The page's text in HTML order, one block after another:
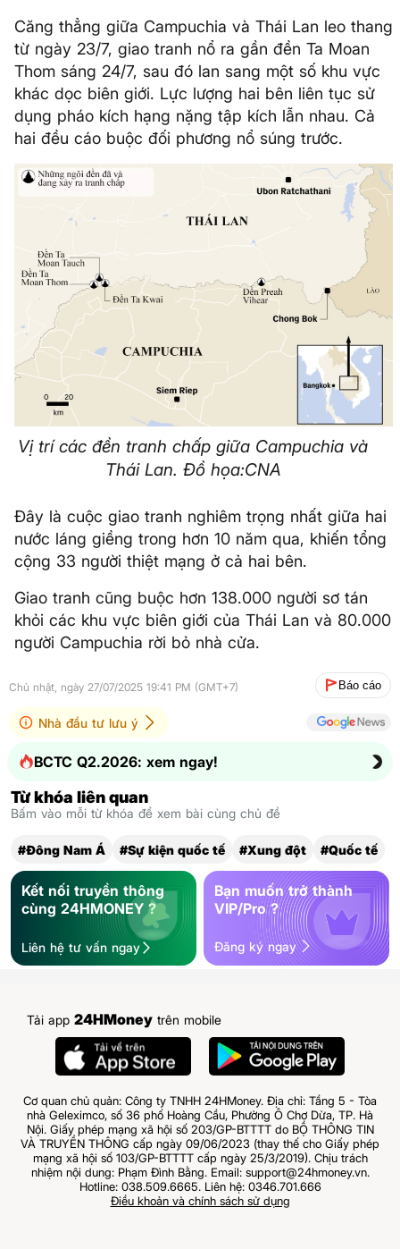
Căng thẳng giữa Campuchia và Thái Lan leo thang
từ ngày 23/7, giao tranh nổ ra gần đền Ta Moan
Thom sáng 24/7, sau đó lan sang một số khu vực
khác dọc biên giới. Lực lượng hai bên liên tục sử
dụng pháo kích hạng nặng tập kích lẫn nhau. Cả
hai đều cáo buộc đối phương nổ súng trước.
Vị trí các đền tranh chấp giữa Campuchia và
Thái Lan. Đồ họa:CNA
Đây là cuộc giao tranh nghiêm trọng nhất giữa hai
nước láng giềng trong hơn 10 năm qua, khiến tổng
cộng 33 người thiệt mạng ở cả hai bên.
Giao tranh cũng buộc hơn 138.000 người sơ tán
khỏi các khu vực biên giới của Thái Lan và 80.000
người Campuchia rời bỏ nhà cửa.
Chủ nhật, ngày 27/07/2025 19:41 PM (GMT+7) Báo cáo
Nhà đầu tư lưu ý
BCTC Q2.2026: xem ngay!
Từ khóa liên quan
Bấm vào mỗi từ khóa để xem bài cùng chủ đề
#Đông Nam Á #Sự kiện quốc tế #Xung đột #Quốc tế
Kết nối truyền thông
cùng 24HMONEY ?
Liên hệ tư vấn ngay
Bạn muốn trở thành
VIP/Pro ?
Đăng ký ngay
Tải app 24HMoney trên mobile
Cơ quan chủ quản: Công ty TNHH 24HMoney. Địa chỉ: Tầng 5 - Tòa
nhà Geleximco, số 36 phố Hoàng Cầu, Phường Ô Chợ Dừa, TP. Hà
Nội. Giấy phép mạng xã hội số 203/GP-BTTTT do BỘ THÔNG TIN
VÀ TRUYỀN THÔNG cấp ngày 09/06/2023 (thay thế cho Giấy phép
mạng xã hội số 103/GP-BTTTT cấp ngày 25/3/2019). Chịu trách
nhiệm nội dung: Phạm Đình Bằng. Email: support@24hmoney.vn.
Hotline: 038.509.6665. Liên hệ: 0346.701.666
Điều khoản và chính sách sử dụng